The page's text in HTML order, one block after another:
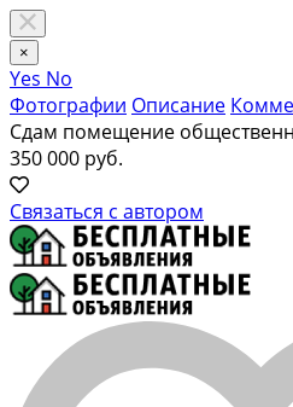
×
Yes No
Фотографии Описание
Сдам помещение
350 000 руб.
Связаться с автором